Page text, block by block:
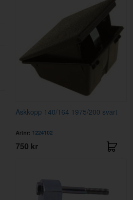
Askkopp 140/164 1975/200 svart
Artnr: 1224102
750 kr